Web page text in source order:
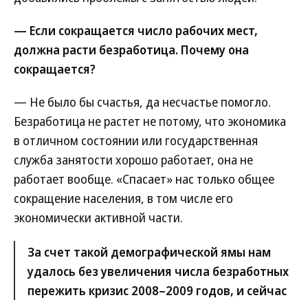
— Если сокращается число рабочих мест,
должна расти безработица. Почему она
сокращается?
— Не было бы счастья, да несчастье помогло.
Безработица не растет не потому, что экономика
в отличном состоянии или государственная
служба занятости хорошо работает, она не
работает вообще. «Спасает» нас только общее
сокращение населения, в том числе его
экономически активной части.
За счет такой демографической ямы нам
удалось без увеличения числа безработных
пережить кризис 2008–2009 годов, и сейчас